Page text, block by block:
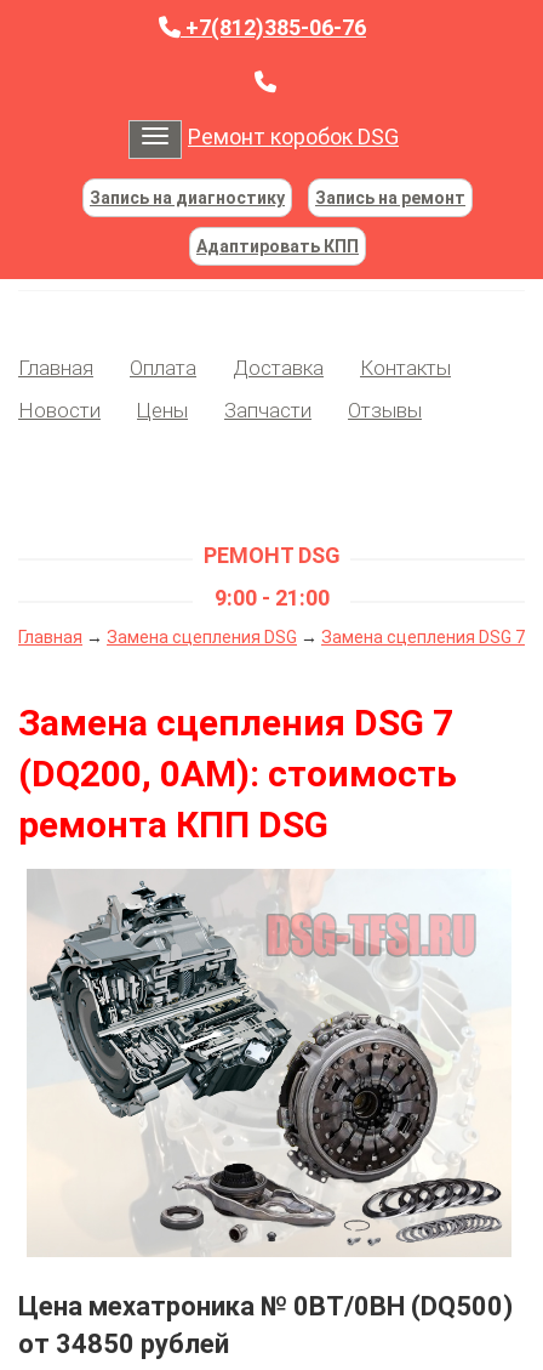
+7(812)385-06-76
Toggle navigation
Ремонт коробок DSG
Запись на диагностику Запись на ремонт
Адаптировать КПП
Главная Оплата Доставка
Контакты
Новости
Цены Запчасти Отзывы
РЕМОНТ DSG
9:00 - 21:00
Главная → Замена сцепления DSG → Замена сцепления DSG 7
Замена сцепления DSG 7
(DQ200, 0AM): стоимость
ремонта КПП DSG
Цена мехатроника № 0BT/0BH (DQ500)
от 34850 рублей